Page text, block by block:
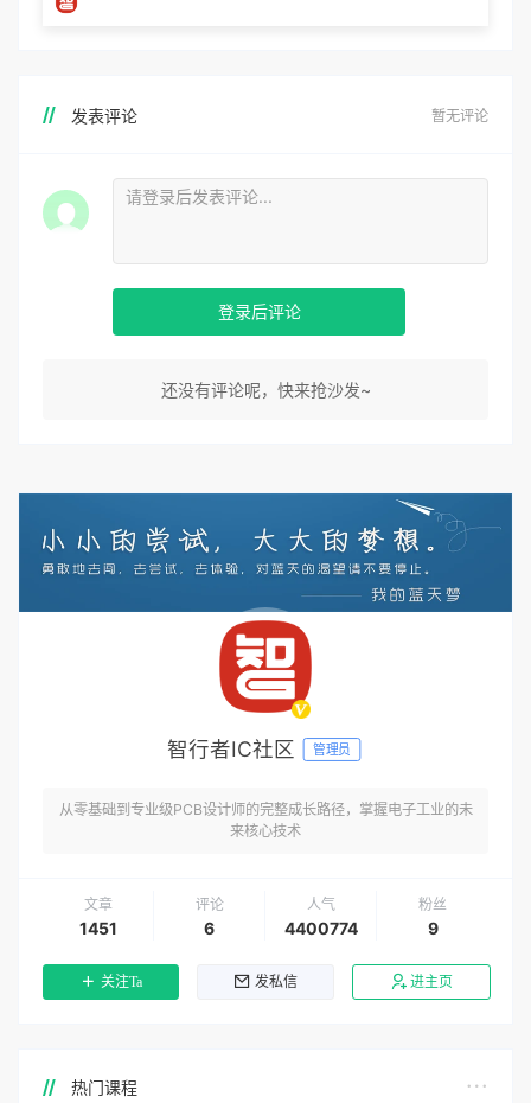
发表评论 暂无评论
登录后评论
还没有评论呢，快来抢沙发~
智行者IC社区 管理员
从零基础到专业级PCB设计师的完整成长路径，掌握电子工业的未
来核心技术
文章
1451
评论
6
人气
4400774
粉丝
9
关注Ta 发私信 进主页
热门课程